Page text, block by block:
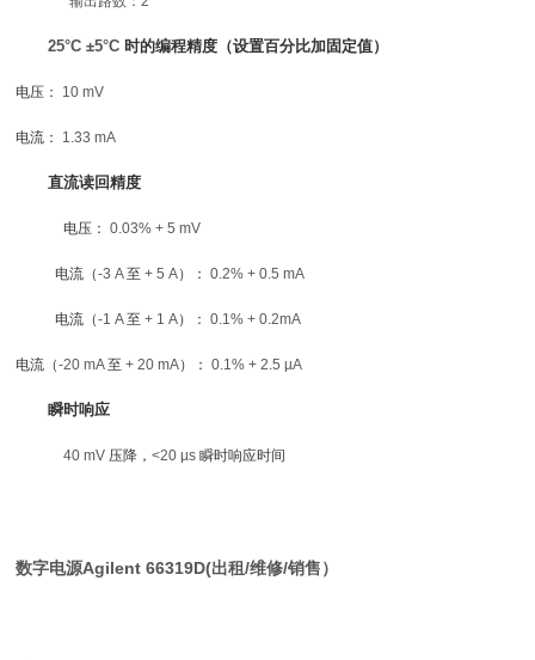
25°C ±5°C 时的编程精度（设置百分比加固定值）
电压： 10 mV
电流： 1.33 mA
直流读回精度
电压： 0.03% + 5 mV
电流（-3 A至 + 5 A）： 0.2% + 0.5 mA
电流（-1 A至 + 1 A）： 0.1% + 0.2mA
电流（-20 mA至 + 20 mA）： 0.1% + 2.5 µA
瞬时响应
40 mV 压降，<20 µs瞬时响应时间
数字电源Agilent 66319D(出租/维修/销售）